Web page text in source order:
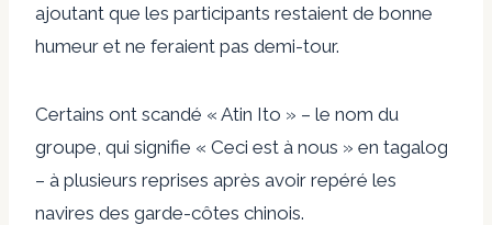
ajoutant que les participants restaient de bonne
humeur et ne feraient pas demi-tour.
Certains ont scandé « Atin Ito » – le nom du
groupe, qui signifie « Ceci est à nous » en tagalog
– à plusieurs reprises après avoir repéré les
navires des garde-côtes chinois.